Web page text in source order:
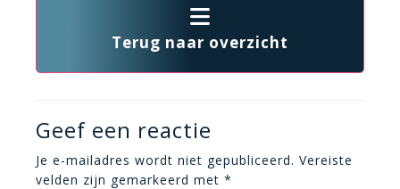
Terug naar overzicht
Geef een reactie
Je e-mailadres wordt niet gepubliceerd. Vereiste
velden zijn gemarkeerd met *